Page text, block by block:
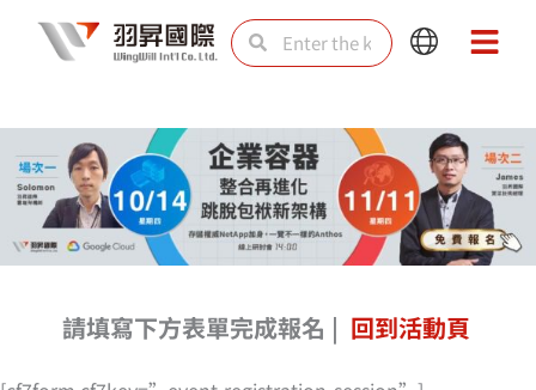
SearchSearch
Main
Main
請填寫下方表單完成報名 | 回到活動頁